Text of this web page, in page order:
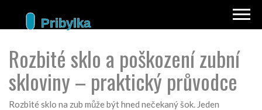
Rozbité sklo a poškození zubní
skloviny – praktický průvodce
Rozbité sklo na zub může být hned nečekaný šok. Jeden